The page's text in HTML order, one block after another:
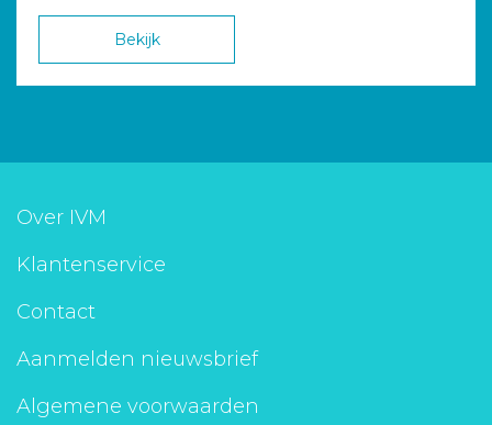
Bekijk
Over IVM
Klantenservice
Contact
Aanmelden nieuwsbrief
Algemene voorwaarden